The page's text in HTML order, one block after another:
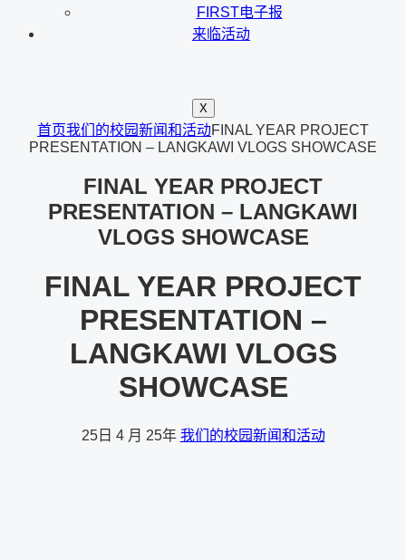
FIRST电子报
来临活动
X
首页我们的校园新闻和活动FINAL YEAR PROJECT
PRESENTATION – LANGKAWI VLOGS SHOWCASE
FINAL YEAR PROJECT
PRESENTATION – LANGKAWI
VLOGS SHOWCASE
FINAL YEAR PROJECT
PRESENTATION –
LANGKAWI VLOGS
SHOWCASE
25日 4 月 25年 我们的校园新闻和活动